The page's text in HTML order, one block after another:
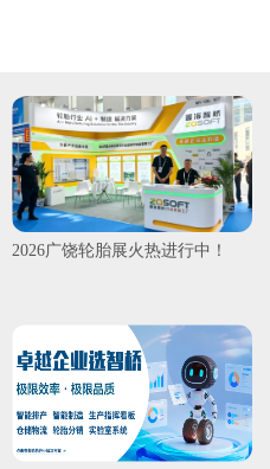
2026广饶轮胎展火热进行中！